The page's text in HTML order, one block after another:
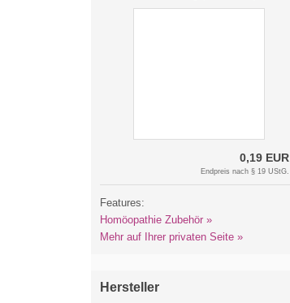
0,19 EUR
Endpreis nach § 19 UStG.
Features:
Homöopathie Zubehör »
Mehr auf Ihrer privaten Seite »
Hersteller